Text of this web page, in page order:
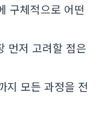
구체적으로 어떤
먼저 고려할 점은
지 모든 과정을 전